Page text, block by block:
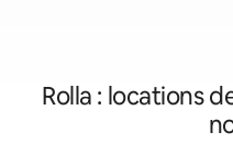
Rolla : locations